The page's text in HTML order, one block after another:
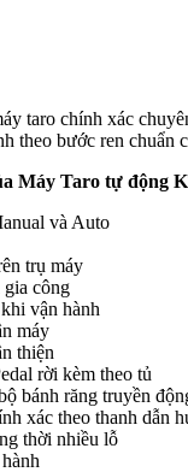
taro chính xác
theo bước ren chuẩn
Máy Taro tự động
và Auto
trụ máy
gia công
vận hành
máy
thiện
rời kèm theo tủ
bánh răng truyền
xác theo thanh dẫn
thời nhiều lỗ